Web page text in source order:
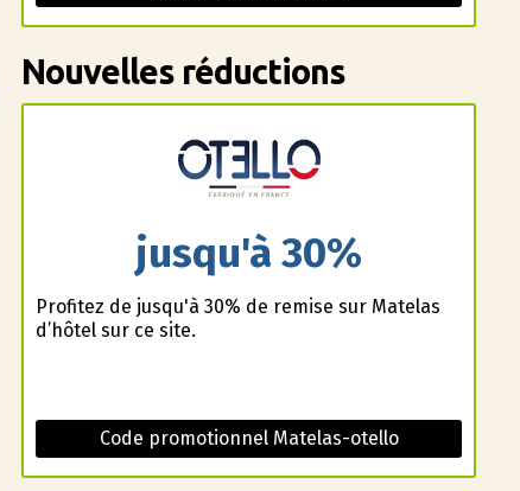
Nouvelles réductions
jusqu'à 30%
Profitez de jusqu'à 30% de remise sur Matelas
d’hôtel sur ce site.
Code promotionnel Matelas-otello